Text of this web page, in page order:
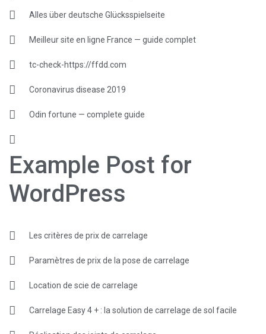
Alles über deutsche Glücksspielseite
Meilleur site en ligne France — guide complet
tc-check-https://ffdd.com
Coronavirus disease 2019
Odin fortune — complete guide
Example Post for
WordPress
Les critères de prix de carrelage
Paramètres de prix de la pose de carrelage
Location de scie de carrelage
Carrelage Easy 4 + : la solution de carrelage de sol facile